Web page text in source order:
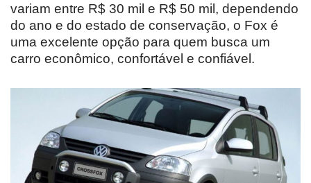
variam entre R$ 30 mil e R$ 50 mil, dependendo
do ano e do estado de conservação, o Fox é
uma excelente opção para quem busca um
carro econômico, confortável e confiável.